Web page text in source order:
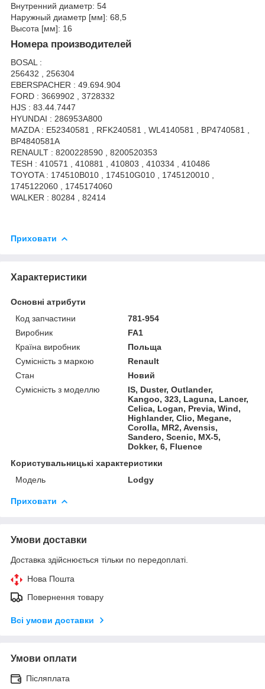
Внутренний диаметр: 54
Наружный диаметр [мм]: 68,5
Высота [мм]: 16
Номера производителей
BOSAL :
256432 , 256304
EBERSPACHER : 49.694.904
FORD : 3669902 , 3728332
HJS : 83.44.7447
HYUNDAI : 286953A800
MAZDA : E52340581 , RFK240581 , WL4140581 , BP4740581 ,
BP4840581A
RENAULT : 8200228590 , 8200520353
TESH : 410571 , 410881 , 410803 , 410334 , 410486
TOYOTA : 174510B010 , 174510G010 , 1745120010 ,
1745122060 , 1745174060
WALKER : 80284 , 82414
Приховати
Характеристики
Основні атрибути
Код запчастини
781-954
Виробник
FA1
Країна виробник
Польща
Сумісність з маркою
Renault
Стан
Новий
Сумісність з моделлю
IS, Duster, Outlander,
Kangoo, 323, Laguna, Lancer,
Celica, Logan, Previa, Wind,
Highlander, Clio, Megane,
Corolla, MR2, Avensis,
Sandero, Scenic, MX-5,
Dokker, 6, Fluence
Користувальницькі характеристики
Мoдель
Lodgy
Приховати
Умови доставки
Доставка здійснюється тільки по передоплаті.
Нова Пошта
Повернення товару
Всі умови доставки
Умови оплати
Післяплата